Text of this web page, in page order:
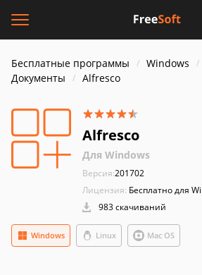
Бесплатные программы Windows
Документы
Alfresco
Alfresco
Для Windows
Версия:201702
Лицензия: Бесплатно для
983 скачиваний
Windows Linux Mac OS